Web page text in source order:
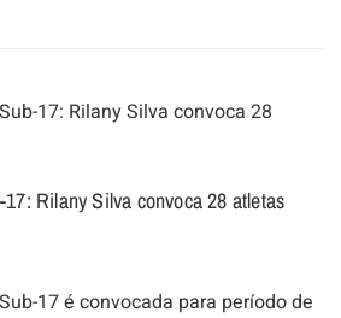
Rilany Silva convoca 28 atletas